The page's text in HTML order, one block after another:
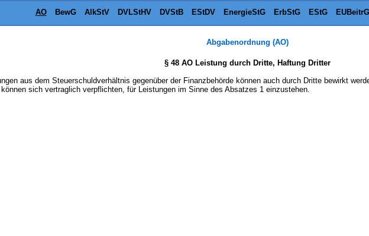
AO BewG AlkStV DVLStHV DVStB EStDV EnergieStG ErbStG EStG EUBeitrG
Abgabenordnung (AO)
§ 48 AO Leistung durch Dritte, Haftung Dritter
aus dem Steuerschuldverhältnis gegenüber der Finanzbehörde können auch durch Dritte bewirkt
sich vertraglich verpflichten, für Leistungen im Sinne des Absatzes 1 einzustehen.